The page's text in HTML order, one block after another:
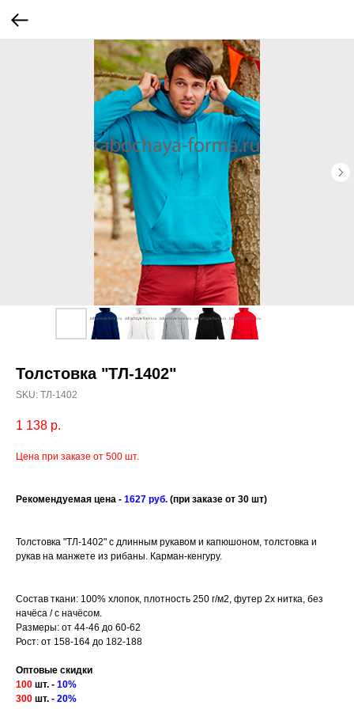
Толстовка "ТЛ-1402"
SKU: ТЛ-1402
1 138 р.
Цена при заказе от 500 шт.
Рекомендуемая цена - 1627 руб. (при заказе от 30 шт)
Толстовка "ТЛ-1402" с длинным рукавом и капюшоном, толстовка и
рукав на манжете из рибаны. Карман-кенгуру.
Состав ткани: 100% хлопок, плотность 250 г/м2, футер 2х нитка, без
начёса / с начёсом.
Размеры: от 44-46 до 60-62
Рост: от 158-164 до 182-188
Оптовые скидки
100 шт. - 10%
300 шт. - 20%